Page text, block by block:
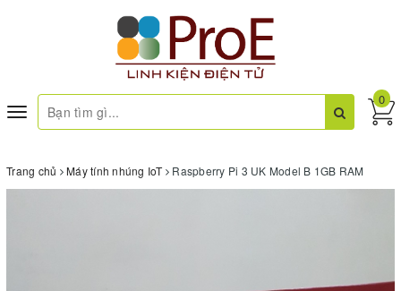
Toggle
navigation
0
Trang chủ Máy tính nhúng IoT Raspberry Pi 3 UK Model B 1GB RAM